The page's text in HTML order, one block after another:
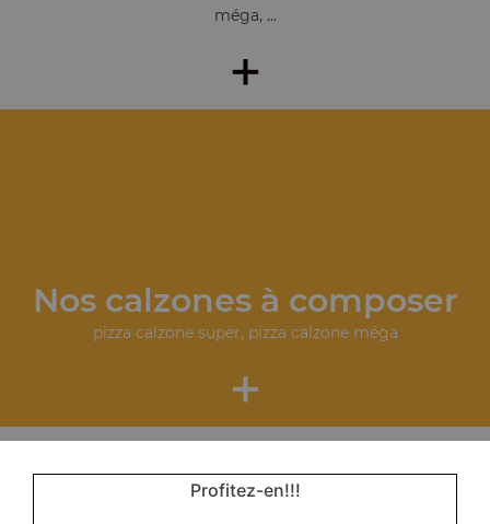
méga, ...
+
Nos calzones à composer
pizza calzone super, pizza calzone méga
+
Profitez-en!!!